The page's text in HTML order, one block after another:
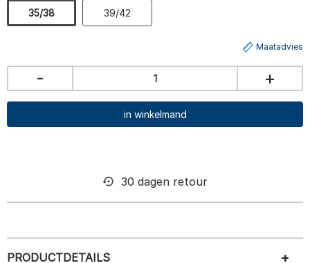
35/38 39/42
Maatadvies
- +
in winkelmand
30 dagen retour
PRODUCTDETAILS